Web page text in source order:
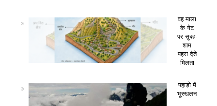
वह माला
के गेट
पर सुबह-
शाम
पहरा देते
मिलता
पहाड़ो में
भूस्खलन